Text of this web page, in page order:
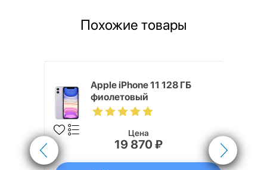
Похожие товары
Apple iPhone 11 128 ГБ
фиолетовый
Цена
19 870 ₽